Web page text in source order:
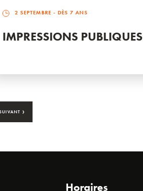
2 SEPTEMBRE - DÈS 7 ANS
IMPRESSIONS PUBLIQUES
›
Horaires